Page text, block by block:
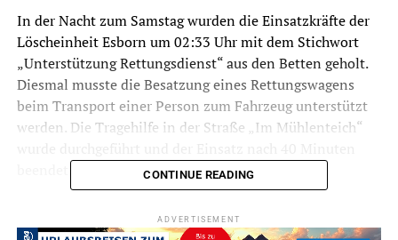
In der Nacht zum Samstag wurden die Einsatzkräfte der
Löscheinheit Esborn um 02:33 Uhr mit dem Stichwort
„Unterstützung Rettungsdienst“ aus den Betten geholt.
Diesmal musste die Besatzung eines Rettungswagens
beim Transport einer Person zum Fahrzeug unterstützt
werden. Die Tragehilfe in der Straße „Im Mühlenteich“
29.06.2024 um 13:46 Uhr in die Karl-Siepmann-Straße
CONTINUE READING
ADVERTISEMENT